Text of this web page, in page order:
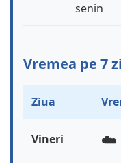
senin
Vremea pe 7
Ziua
Vineri ☁️